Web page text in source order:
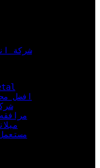
شركة
افضل
مرافقه